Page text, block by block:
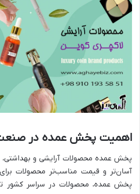
اهمیت پخش عمده در
پخش عمده محصولات آرایشی و
آسان‌تر و قیمت مناسب‌تر محصولات
پخش عمده، محصولات در سراسر کشور